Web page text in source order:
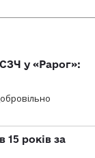
у «Рарог»:
15 років за